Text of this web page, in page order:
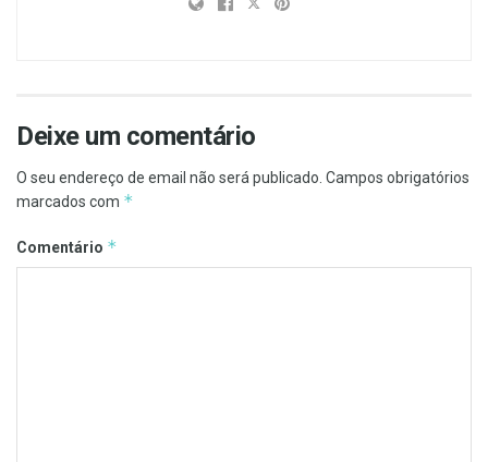
Deixe um comentário
O seu endereço de email não será publicado. Campos obrigatórios
marcados com *
Comentário *